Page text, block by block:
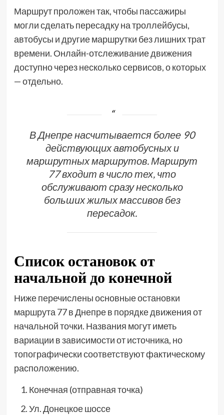
Маршрут проложен так, чтобы пассажиры
могли сделать пересадку на троллейбусы,
автобусы и другие маршрутки без лишних трат
времени. Онлайн-отслеживание движения
доступно через несколько сервисов, о которых
— отдельно.
В Днепре насчитывается более 90
действующих автобусных и
маршрутных маршрутов. Маршрут
77 входит в число тех, что
обслуживают сразу несколько
больших жилых массивов без
пересадок.
Список остановок от
начальной до конечной
Ниже перечислены основные остановки
маршрута 77 в Днепре в порядке движения от
начальной точки. Названия могут иметь
вариации в зависимости от источника, но
топографически соответствуют фактическому
расположению.
Конечная (отправная точка)
Ул. Донецкое шоссе